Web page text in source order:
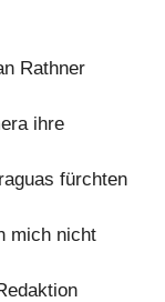
Rathner
ihre
fürchten
mich nicht